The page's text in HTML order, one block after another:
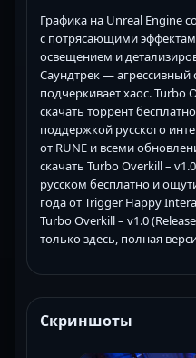
Графика на Unreal Engine
с потрясающими
освещением и
Саундтрек — агрессивный
подчеркивает хаос. Turbo
скачать торрент
поддержкой русского
от RUNE и всеми
скачать Turbo Overkill –
русском бесплатно и
года от Trigger Happy
Turbo Overkill – v1.0
только здесь, полная
Скриншоты